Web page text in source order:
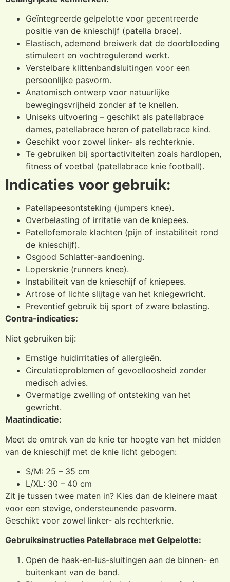
Geïntegreerde gelpelotte voor gecentreerde
positie van de knieschijf (patella brace).
Elastisch, ademend breiwerk dat de doorbloeding
stimuleert en vochtregulerend werkt.
Verstelbare klittenbandsluitingen voor een
persoonlijke pasvorm.
Anatomisch ontwerp voor natuurlijke
bewegingsvrijheid zonder af te knellen.
Uniseks uitvoering – geschikt als patellabrace
dames, patellabrace heren of patellabrace kind.
Geschikt voor zowel linker- als rechterknie.
Te gebruiken bij sportactiviteiten zoals hardlopen,
fitness of voetbal (patellabrace knie football).
Indicaties voor gebruik:
Patellapeesontsteking (jumpers knee).
Overbelasting of irritatie van de kniepees.
Patellofemorale klachten (pijn of instabiliteit rond
de knieschijf).
Osgood Schlatter-aandoening.
Lopersknie (runners knee).
Instabiliteit van de knieschijf of kniepees.
Artrose of lichte slijtage van het kniegewricht.
Preventief gebruik bij sport of zware belasting.
Contra-indicaties:
Niet gebruiken bij:
Ernstige huidirritaties of allergieën.
Circulatieproblemen of gevoelloosheid zonder
medisch advies.
Overmatige zwelling of ontsteking van het
gewricht.
Maatindicatie:
Meet de omtrek van de knie ter hoogte van het midden
van de knieschijf met de knie licht gebogen:
S/M: 25 – 35 cm
L/XL: 30 – 40 cm
Zit je tussen twee maten in? Kies dan de kleinere maat
voor een stevige, ondersteunende pasvorm.
Geschikt voor zowel linker- als rechterknie.
Gebruiksinstructies Patellabrace met Gelpelotte:
Open de haak‑en‑lus-sluitingen aan de binnen- en
buitenkant van de band.